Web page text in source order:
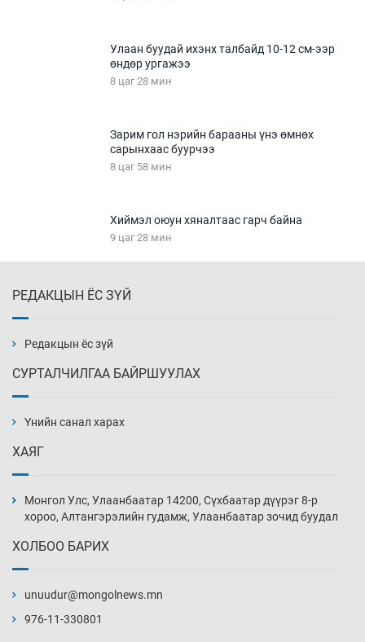
Улаан буудай ихэнх талбайд 10-12 см-ээр
өндөр ургажээ
8 цаг 28 мин
Зарим гол нэрийн барааны үнэ өмнөх
сарынхаас буурчээ
8 цаг 58 мин
Хиймэл оюун хяналтаас гарч байна
9 цаг 28 мин
9 цаг 58 мин
нэмэгджээ
10 цаг 28 мин
10 цаг 58 мин
РЕДАКЦЫН ЁС ЗҮЙ
Редакцын ёс зүй
СУРТАЛЧИЛГАА БАЙРШУУЛАХ
Үнийн санал харах
ХАЯГ
Монгол Улс, Улаанбаатар 14200, Сүхбаатар дүүрэг 8-р
хороо, Алтангэрэлийн гудамж, Улаанбаатар зочид буудал
ХОЛБОО БАРИХ
unuudur@mongolnews.mn
976-11-330801